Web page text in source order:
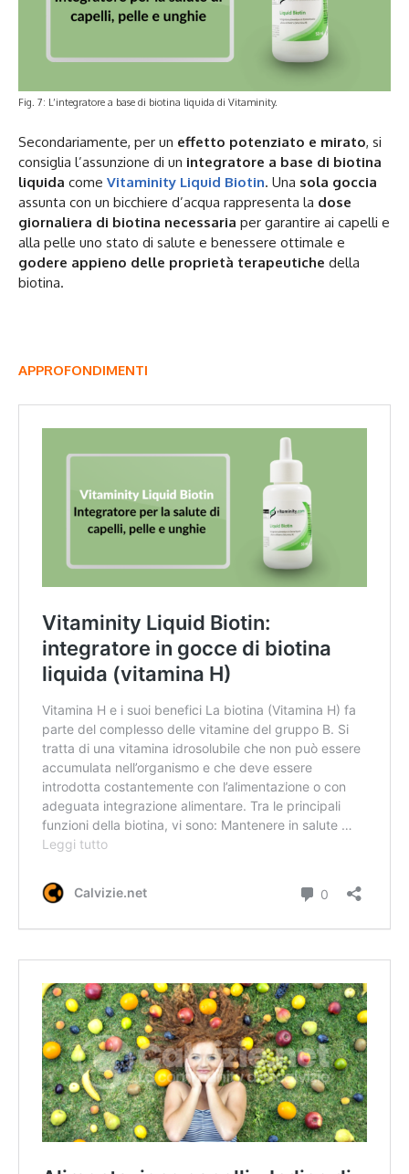
Fig. 7: L’integratore a base di biotina liquida di Vitaminity.
Secondariamente, per un effetto potenziato e mirato, si
consiglia l’assunzione di un integratore a base di biotina
liquida come Vitaminity Liquid Biotin. Una sola goccia
assunta con un bicchiere d’acqua rappresenta la dose
giornaliera di biotina necessaria per garantire ai capelli e
alla pelle uno stato di salute e benessere ottimale e
godere appieno delle proprietà terapeutiche della
biotina.
APPROFONDIMENTI